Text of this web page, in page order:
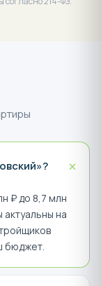
+
₽ до 8,7 млн
на
бюджет.